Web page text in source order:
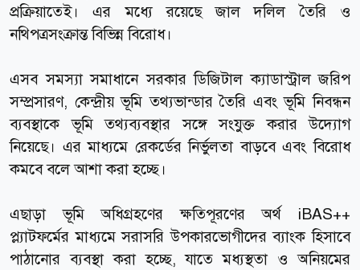
প্রক্রিয়াতেই। এর মধ্যে রয়েছে জাল দলিল তৈরি ও
নথিপত্রসংক্রান্ত বিভিন্ন বিরোধ।
এসব সমস্যা সমাধানে সরকার ডিজিটাল ক্যাডাস্ট্রাল জরিপ
সম্প্রসারণ, কেন্দ্রীয় ভূমি তথ্যভান্ডার তৈরি এবং ভূমি নিবন্ধন
ব্যবস্থাকে ভূমি তথ্যব্যবস্থার সঙ্গে সংযুক্ত করার উদ্যোগ
নিয়েছে। এর মাধ্যমে রেকর্ডের নির্ভুলতা বাড়বে এবং বিরোধ
কমবে বলে আশা করা হচ্ছে।
এছাড়া ভূমি অধিগ্রহণের ক্ষতিপূরণের অর্থ iBAS++
প্ল্যাটফর্মের মাধ্যমে সরাসরি উপকারভোগীদের ব্যাংক হিসাবে
পাঠানোর ব্যবস্থা করা হচ্ছে, যাতে মধ্যস্থতা ও অনিয়মের